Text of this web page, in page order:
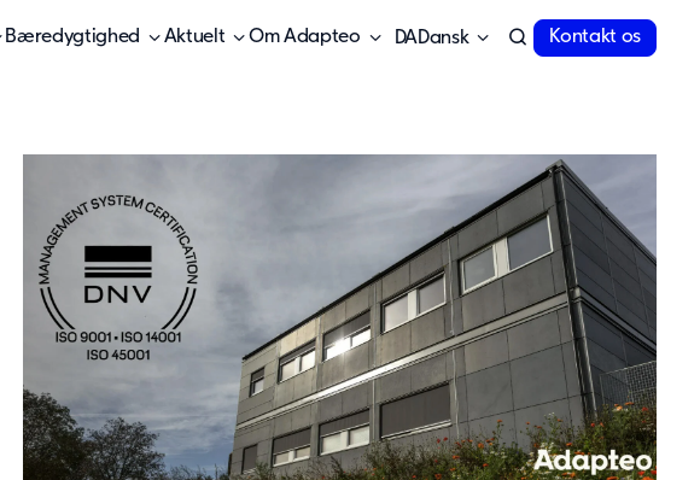
Bæredygtighed Aktuelt Om Adapteo Dansk Kontakt os